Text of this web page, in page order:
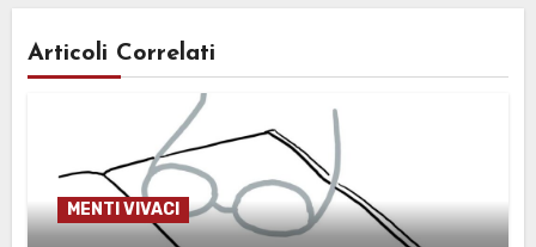
Articoli Correlati
MENTI VIVACI